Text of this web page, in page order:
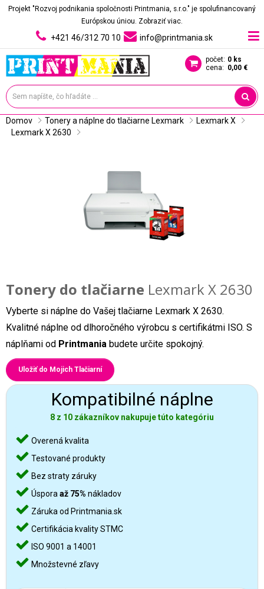
Projekt "Rozvoj podnikania spoločnosti Printmania, s.r.o." je spolufinancovaný
Európskou úniou. Zobraziť viac.
+421 46/312 70 10 info@printmania.sk
počet: 0 ks
cena: 0,00 €
Domov Tonery a náplne do tlačiarne Lexmark
Lexmark X
Lexmark X 2630
Tonery do tlačiarne Lexmark X 2630
Vyberte si náplne do Vašej tlačiarne Lexmark X 2630.
Kvalitné náplne od dlhoročného výrobcu s certifikátmi ISO. S
náplňami od Printmania budete určite spokojný.
Uložiť do Mojich Tlačiarní
Kompatibilné náplne
8 z 10 zákazníkov nakupuje túto kategóriu
Overená kvalita
Testované produkty
Bez straty záruky
Úspora až 75% nákladov
Záruka od Printmania.sk
Certifikácia kvality STMC
ISO 9001 a 14001
Množstevné zľavy